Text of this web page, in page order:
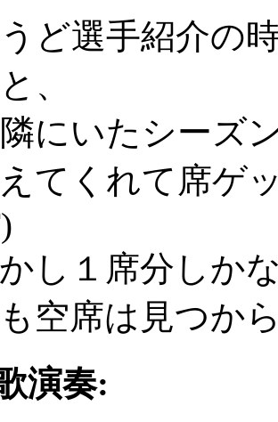
ど選手紹介の
、
にいたシーズ
てくれて席ゲ
し１席分しか
空席は見つか
演奏: